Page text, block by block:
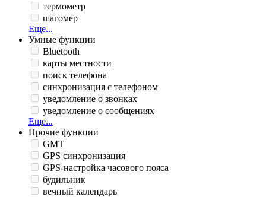
термометр
шагомер
Еще...
Умные функции
Bluetooth
карты местности
поиск телефона
синхронизация с телефоном
уведомление о звонках
уведомление о сообщениях
Еще...
Прочие функции
GMT
GPS синхронизация
GPS-настройка часового пояса
будильник
вечный календарь